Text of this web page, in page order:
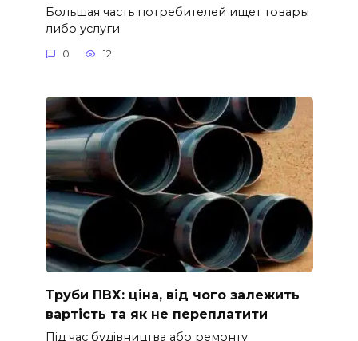
Большая часть потребителей ищет товары
либо услуги
0 12
Труби ПВХ: ціна, від чого залежить
вартість та як не переплатити
Під час будівництва або ремонту